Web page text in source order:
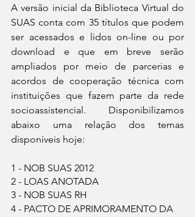
A versão inicial da Biblioteca Virtual do
SUAS conta com 35 títulos que podem
ser acessados e lidos on-line ou por
download e que em breve serão
ampliados por meio de parcerias e
acordos de cooperação técnica com
instituições que fazem parte da rede
socioassistencial. Disponibilizamos
abaixo uma relação dos temas
disponíveis hoje:
1 - NOB SUAS 2012
2 - LOAS ANOTADA
3 - NOB SUAS RH
4 - PACTO DE APRIMORAMENTO DA